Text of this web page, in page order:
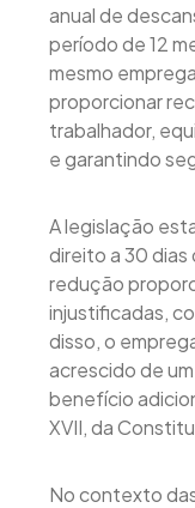
anual de
período de 12
mesmo
proporcionar
trabalhador,
e garantindo
A legislação
direito a 30
redução
injustificadas,
disso, o
acrescido de
benefício
XVII, da
No contexto